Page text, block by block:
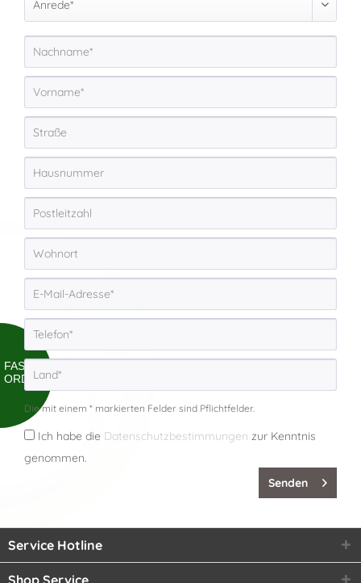
FAST
ORDER
Die mit einem * markierten Felder sind Pflichtfelder.
Ich habe die Datenschutzbestimmungen zur Kenntnis
genommen.
Senden
Service Hotline
Shop Service